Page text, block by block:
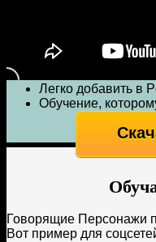
Готовые
980 файлов, 6
Легко добавить в
Обучение,
Говорящие Персонажи
Вот пример для